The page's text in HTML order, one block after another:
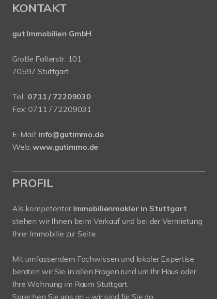
KONTAKT
gut Immobilien GmbH
Große Falterstr. 101
70597 Stuttgart
Tel.: 0711 / 72209030
Fax: 0711 / 72209031
E-Mail: info@gutimmo.de
Web:www.gutimmo.de
PROFIL
Als kompetenter Immobilienmakler in Stuttgart
stehen wir Ihnen beim Verkauf und bei der Vermietung
Ihrer Immobilie zur Seite.
Mit umfassendem Fachwissen und lokaler Expertise
beraten wir Sie in allen Fragen rund um Ihr Haus oder
Ihre Wohnung im Raum Stuttgart.
Sprechen Sie uns an – wir sind für Sie da.